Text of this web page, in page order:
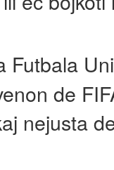
Futbala
de
nejusta